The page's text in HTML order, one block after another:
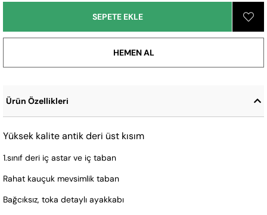
Ürün Özellikleri
Yüksek kalite antik deri üst kısım
1.sınıf deri iç astar ve iç taban
Rahat kauçuk mevsimlik taban
Bağcıksız, toka detaylı ayakkabı